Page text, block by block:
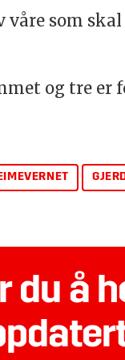
som
og tre
du å